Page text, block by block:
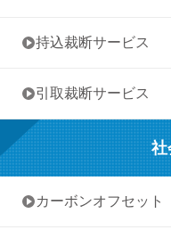
• 持込裁断サービス
• 引取裁断サービス
社
• カーボンオフセット